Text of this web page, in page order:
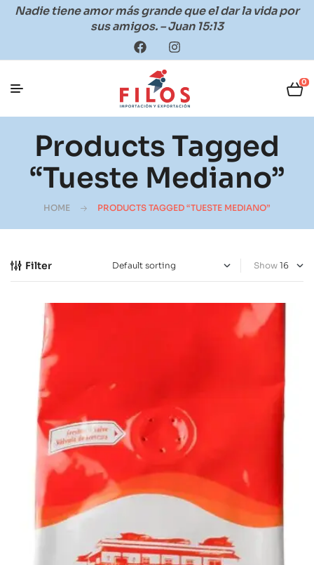
Nadie tiene amor más grande que el dar la vida por
sus amigos. – Juan 15:13
0
Products Tagged
“tueste Mediano”
HOME PRODUCTS TAGGED “TUESTE MEDIANO”
Filter Show